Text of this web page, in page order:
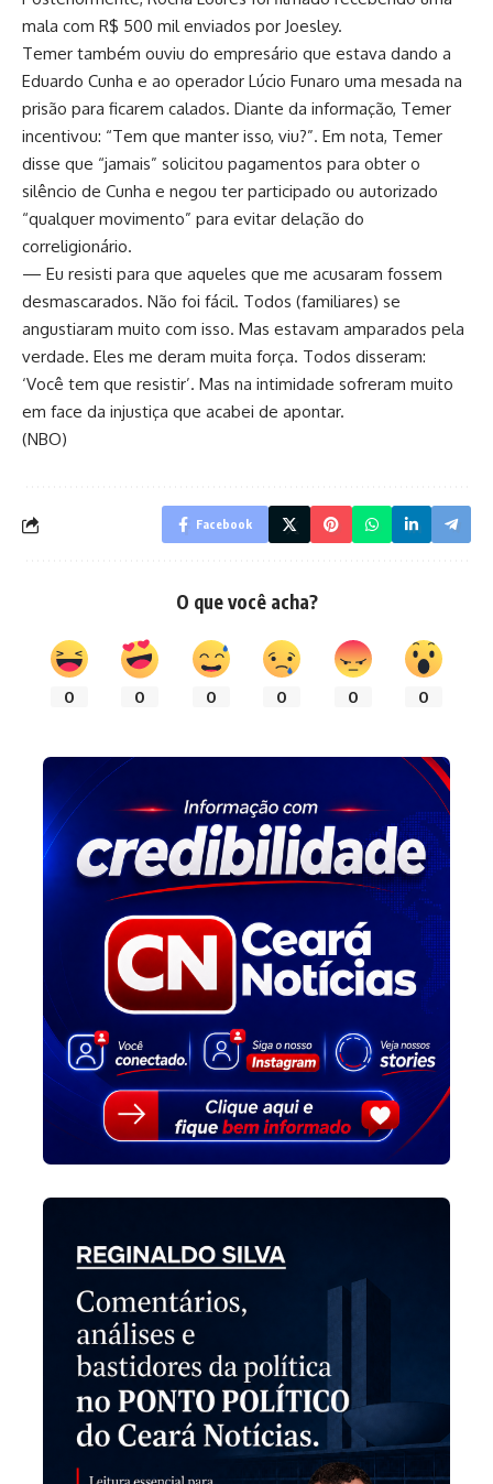
mala com R$ 500 mil enviados por Joesley.
Temer também ouviu do empresário que estava dando a
Eduardo Cunha e ao operador Lúcio Funaro uma mesada na
prisão para ficarem calados. Diante da informação, Temer
incentivou: “Tem que manter isso, viu?”. Em nota, Temer
disse que “jamais” solicitou pagamentos para obter o
silêncio de Cunha e negou ter participado ou autorizado
“qualquer movimento” para evitar delação do
correligionário.
— Eu resisti para que aqueles que me acusaram fossem
desmascarados. Não foi fácil. Todos (familiares) se
angustiaram muito com isso. Mas estavam amparados pela
verdade. Eles me deram muita força. Todos disseram:
‘Você tem que resistir’. Mas na intimidade sofreram muito
em face da injustiça que acabei de apontar.
(NBO)
Facebook
O que você acha?
0 0 0 0 0 0